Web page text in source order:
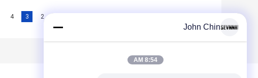
2
3
4
John Chin
8:54 AM